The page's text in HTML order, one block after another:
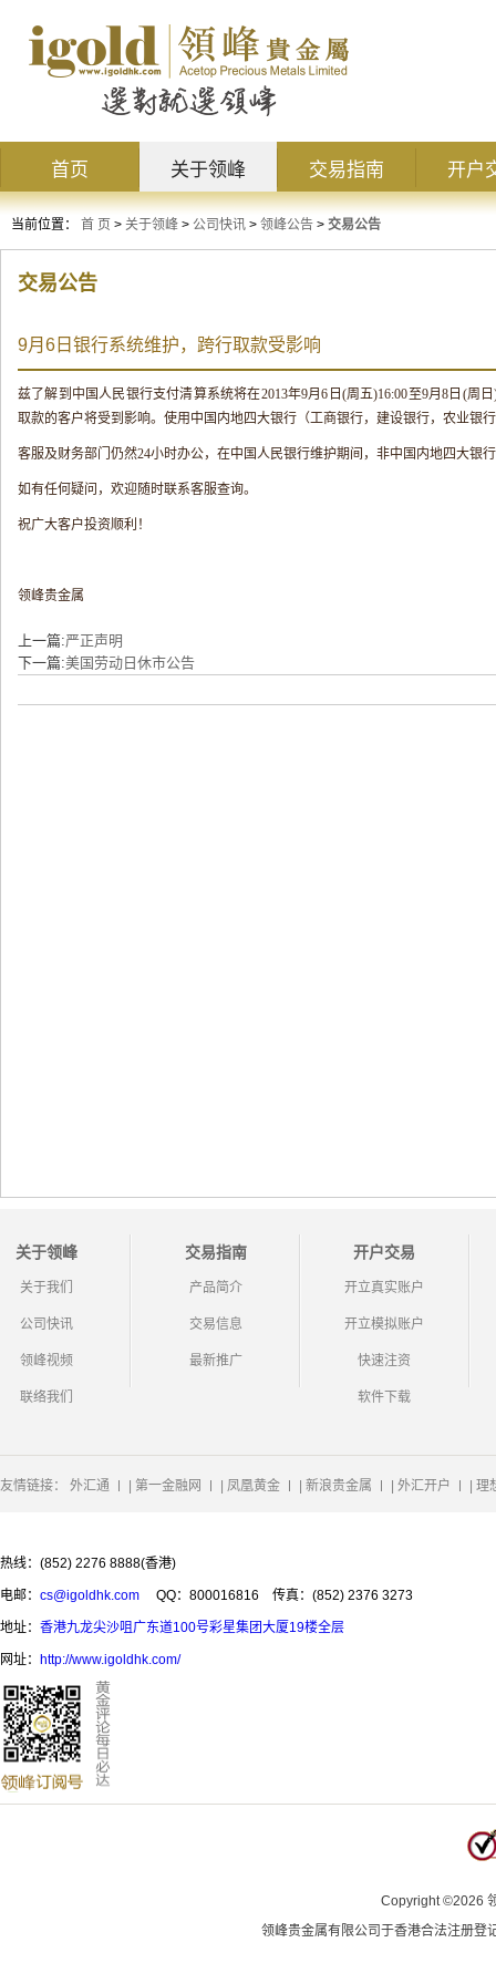
首页 关于领峰 交易指南 开户
当前位置： 首 页 > 关于领峰 > 公司快讯 > 领峰公告 > 交易公告
交易公告
9月6日银行系统维护，跨行取款受影响
兹了解到中国人民银行支付清算系统将在2013年9月6 日 (周五)16:00至9月8 日 (周日
取款的客户将受到影响。使用中国内地四大银行（工商银行，建设银行，农业银
客服及财务部门仍然24小时办公，在中国人民银行维护期间，非中国内地四大银
如有任何疑问，欢迎随时联系客服查询。
祝广大客户投资顺利！
领峰贵金属
上一篇:严正声明
下一篇:美国劳动日休市公告
关于领峰
关于我们
公司快讯
领峰视频
联络我们
交易指南
产品简介
交易信息
最新推广
开户交易
开立真实账户
开立模拟账户
快速注资
软件下载
友情链接： 外汇通 第一金融网 凤凰黄金 新浪贵金属 外汇开户 理
热线：(852) 2276 8888(香港)
电邮： cs@igoldhk.com QQ：800016816 传真：(852) 2376 3273
地址： 香港九龙尖沙咀广东道100号彩星集团大厦19楼全层
网址： http://www.igoldhk.com/
Copyright©2026
领峰贵金属有限公司于香港合法注册登